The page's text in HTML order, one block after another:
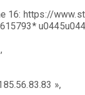
16: https://
»,